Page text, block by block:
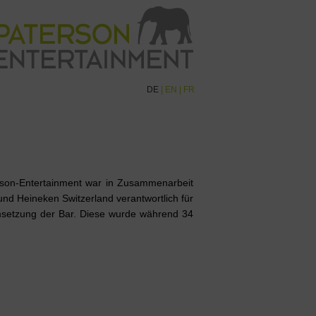
DE EN FR
Entertainment war in Zusammenarbeit
Heineken Switzerland verantwortlich für
der Bar. Diese wurde während 34